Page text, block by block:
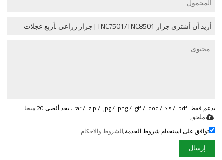
يدعم فقط .rar / .zip / .jpg / .png / .gif / .doc / .xls / .pdf ، بحد أقصى 20 ميجا
ملحق
توافق على استخدام شروط الخدمة,الشروط والاحكام
إرسال